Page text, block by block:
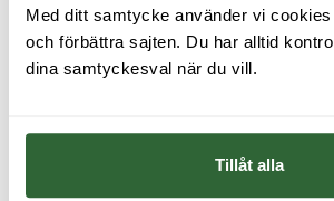
Med ditt samtycke använder vi
och förbättra sajten. Du har alltid
dina samtyckesval när du vill.
Tillåt alla